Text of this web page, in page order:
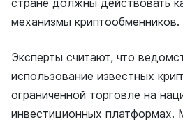
стране должны действовать
механизмы криптообменников.
Эксперты считают, что
использование известных
ограниченной торговле на
инвестиционных платформах.